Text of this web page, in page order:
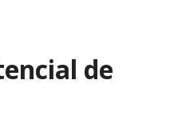
de